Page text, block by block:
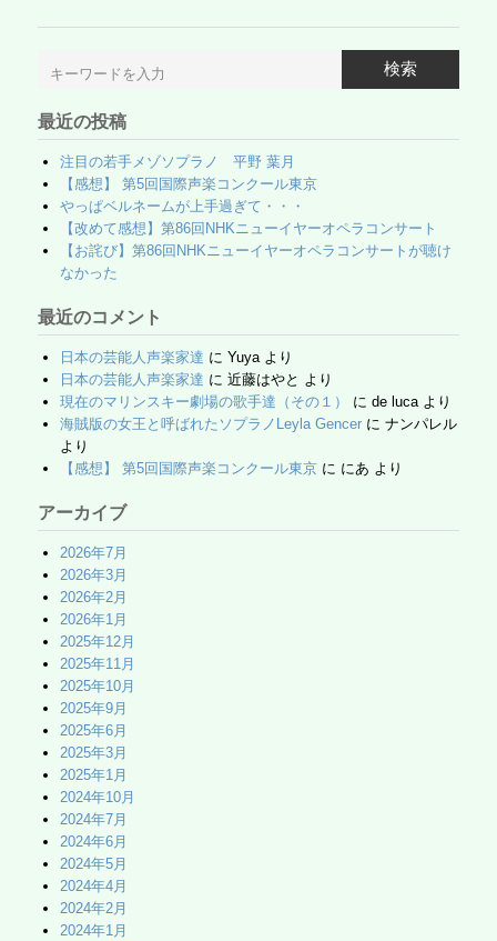
e
b
o
k
er
o
ail
Pr
ss
検索
最近の投稿
注目の若手メゾソプラノ 平野 葉月
【感想】 第5回国際声楽コンクール東京
やっぱベルネームが上手過ぎて・・・
【改めて感想】第86回NHKニューイヤーオペラコンサート
【お詫び】第86回NHKニューイヤーオペラコンサートが聴け
なかった
最近のコメント
日本の芸能人声楽家達 に Yuyaより
日本の芸能人声楽家達 に 近藤はやと より
現在のマリンスキー劇場の歌手達（その１）
に de lucaより
海賊版の女王と呼ばれたソプラノLeyla Gencer に ナンパレル
より
【感想】 第5回国際声楽コンクール東京 に にあ より
アーカイブ
2026年7月
2026年3月
2026年2月
2026年1月
2025年12月
2025年11月
2025年10月
2025年9月
2025年6月
2025年3月
2025年1月
2024年10月
2024年7月
2024年6月
2024年5月
2024年4月
2024年2月
2024年1月